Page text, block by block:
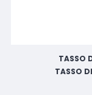
TASSO
TASSO